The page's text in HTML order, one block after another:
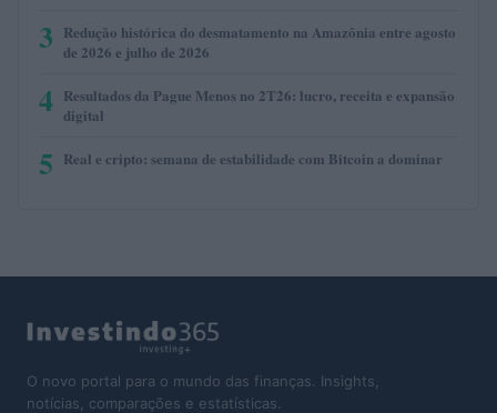
3 Redução histórica do desmatamento na Amazônia entre agosto
de 2026 e julho de 2026
4 Resultados da Pague Menos no 2T26: lucro, receita e expansão
digital
5 Real e cripto: semana de estabilidade com Bitcoin a dominar
O novo portal para o mundo das finanças. Insights,
notícias, comparações e estatísticas.